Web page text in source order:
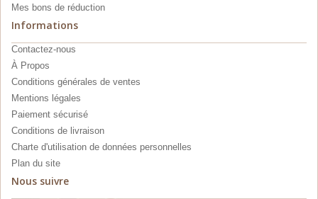
Mes bons de réduction
Informations
Contactez-nous
À Propos
Conditions générales de ventes
Mentions légales
Paiement sécurisé
Conditions de livraison
Charte d'utilisation de données personnelles
Plan du site
Nous suivre